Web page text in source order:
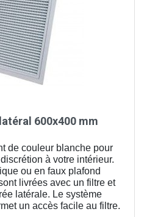
600x400 mm
de couleur blanche pour
à votre intérieur.
ou en faux plafond
livrées avec un filtre et
latérale. Le système
un accès facile au filtre.